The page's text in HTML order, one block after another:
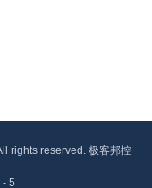
rights reserved. 极客邦控
5